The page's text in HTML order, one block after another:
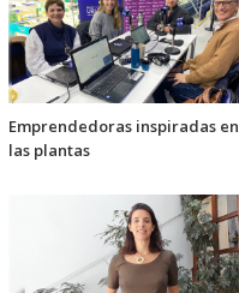
Emprendedoras inspiradas en
las plantas